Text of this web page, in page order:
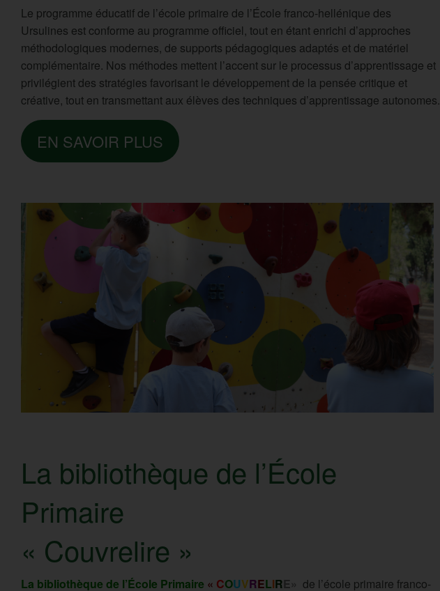
Le programme éducatif de l’école primaire de l’École franco-hellénique des
Ursulines est conforme au programme officiel, tout en étant enrichi d’approches
méthodologiques modernes, de supports pédagogiques adaptés et de matériel
complémentaire. Nos méthodes mettent l’accent sur le processus d’apprentissage et
privilégient des stratégies favorisant le développement de la pensée critique et
créative, tout en transmettant aux élèves des techniques d’apprentissage autonomes.
EN SAVOIR PLUS
La bibliothèque de l’École
Primaire
« Couvrelire »
La bibliothèque de l’École Primaire « COUVRELIRE» de l’école primaire franco-